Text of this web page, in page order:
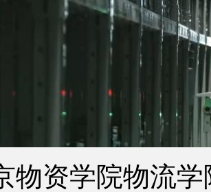
资学院物流学